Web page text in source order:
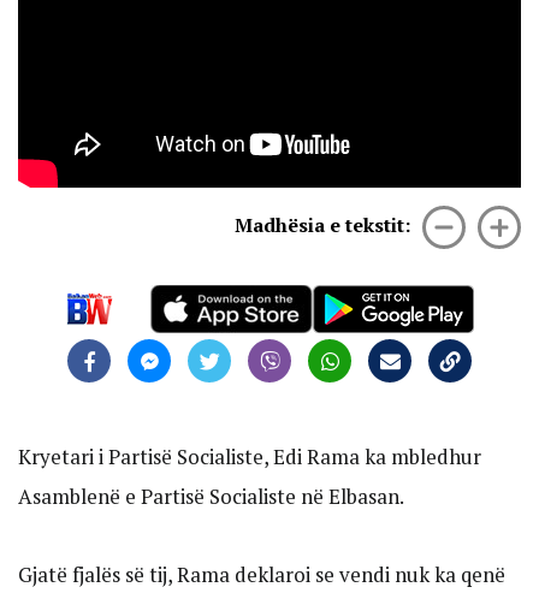
Madhësia e tekstit:
Kryetari i Partisë Socialiste, Edi Rama ka mbledhur
Asamblenë e Partisë Socialiste në Elbasan.
Gjatë fjalës së tij, Rama deklaroi se vendi nuk ka qenë